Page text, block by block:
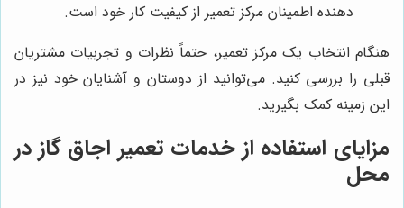
دهنده اطمینان مرکز تعمیر از کیفیت کار خود است.
هنگام انتخاب یک مرکز تعمیر، حتماً نظرات و تجربیات مشتریان
قبلی را بررسی کنید. می‌توانید از دوستان و آشنایان خود نیز در
این زمینه کمک بگیرید.
مزایای استفاده از خدمات تعمیر اجاق گاز در
محل